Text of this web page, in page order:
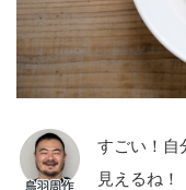
すごい！自
見えるね！